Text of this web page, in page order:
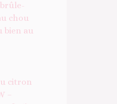
chou
bien au
citron
–